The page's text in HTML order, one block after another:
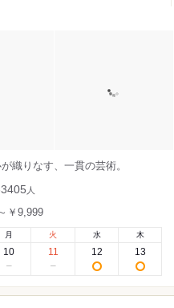
織りなす、一貫の芸術。
人
￥9,999
月
10
火
11
水
12
木
13